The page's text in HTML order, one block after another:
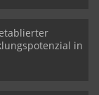
in